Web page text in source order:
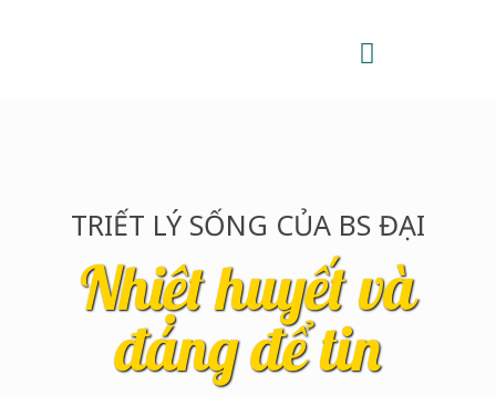
TRIẾT LÝ SỐNG CỦA BS ĐẠI
Nhiệt huyết và
đáng để tin